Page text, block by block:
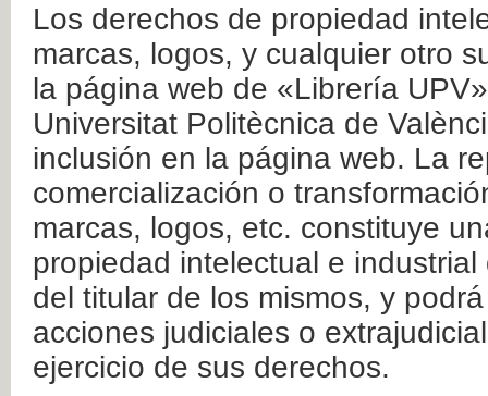
Los derechos de propiedad
marcas, logos, y cualquier otro
la página web de «Librería
Universitat Politècnica de
inclusión en la página web. La
comercialización o
marcas, logos, etc. constituye
propiedad intelectual e
del titular de los mismos, y
acciones judiciales o
ejercicio de sus derechos.